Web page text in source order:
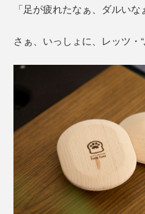
「足が疲れたなぁ、ダルいな
さぁ、いっしょに、レッツ・“